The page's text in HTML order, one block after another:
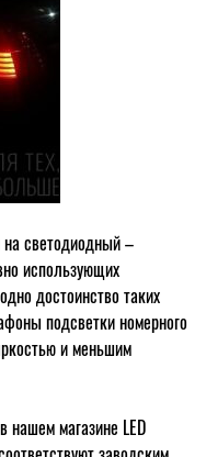
на светодиодный –
использующих
достоинство таких
подсветки номерного
и меньшим
нашем магазине LED